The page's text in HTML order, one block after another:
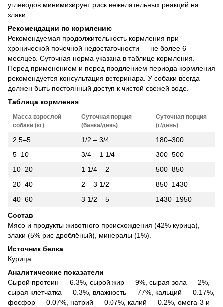
углеводов минимизирует риск нежелательных реакций на
злаки
Рекомендации по кормлению
Рекомендуемая продолжительность кормления при
хронической почечной недостаточности — не более 6
месяцев. Суточная норма указана в таблице кормления.
Перед применением и перед продлением периода кормления
рекомендуется консультация ветеринара. У собаки всегда
должен быть постоянный доступ к чистой свежей воде.
Таблица кормления
Масса взрослой
собаки (кг)
Суточная порция
(банка/день)
Суточная порция
(г/день)
2,5–5 1/2 – 3/4
180–300
5–10
3/4 – 1 1/4
300–500
10–20
1 1/4 – 2
500–850
20–40
2 – 3 1/2
850–1430
40–60
3 1/2 – 5
1430–1950
Состав
Мясо и продукты животного происхождения (42% курица),
злаки (5% рис дроблёный), минералы (1%).
Источник белка
Курица
Аналитические показатели
Сырой протеин — 6.3%, сырой жир — 9%, сырая зола — 2%,
сырая клетчатка — 0.3%, влажность — 77%, кальций — 0.17%,
фосфор — 0.07%, натрий — 0.07%, калий — 0.2%, омега-3 и